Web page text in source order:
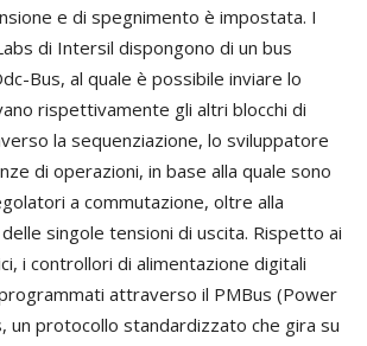
e di spegnimento è impostata. I
di Intersil dispongono di un bus
Bus, al quale è possibile inviare lo
rispettivamente gli altri blocchi di
la sequenziazione, lo sviluppatore
di operazioni, in base alla quale sono
a commutazione, oltre alla
singole tensioni di uscita. Rispetto ai
i controllori di alimentazione digitali
attraverso il PMBus (Power
un protocollo standardizzato che gira su